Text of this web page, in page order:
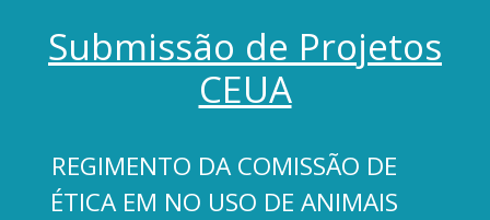
Submissão de Projetos
CEUA
REGIMENTO DA COMISSÃO DE
ÉTICA EM NO USO DE ANIMAIS